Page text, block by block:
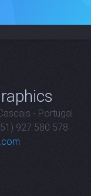
- Portugal
927 580 578